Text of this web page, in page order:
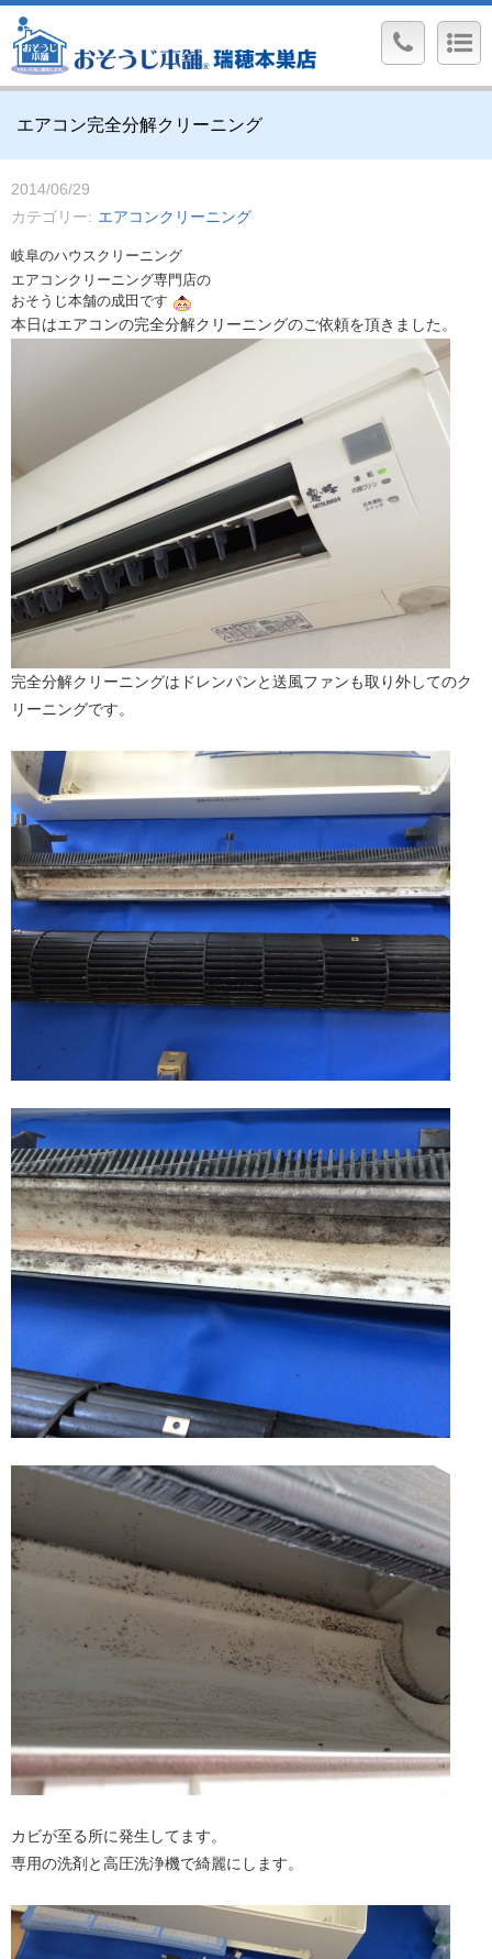
エアコン完全分解クリーニング
2014/06/29
カテゴリー
エアコンクリーニング
岐阜のハウスクリーニング
エアコンクリーニング専門店の
おそうじ本舗の成田です
本日はエアコンの完全分解クリーニングのご依頼を頂きました。
完全分解クリーニングはドレンパンと送風ファンも取り外してのク
リーニングです。
カビが至る所に発生してます。
専用の洗剤と高圧洗浄機で綺麗にします。